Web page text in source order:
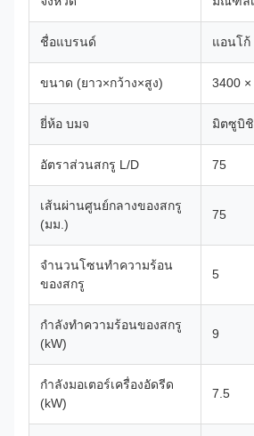
ชื่อแบรนด์ แอนโก้
ขนาด (ยาว×กว้าง×สูง) 3400
ยี่ห้อ บมจ มิตซูบิชิ
อัตราส่วนสกรู L/D 75
เส้นผ่านศูนย์กลางของสกรู
(มม.)
75
จำนวนโซนทำความร้อน
ของสกรู
5
กำลังทำความร้อนของสกรู
(kW)
9
กำลังมอเตอร์เครื่องอัดรีด
(kW)
7.5